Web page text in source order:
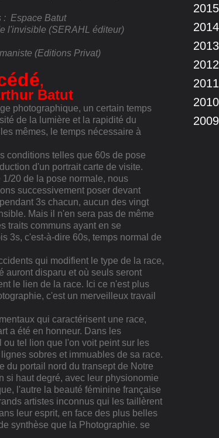
: Espace Batut
l'invisible (SERAHL éditeur)
(Editions Privat)
,
Batut
photographique, un certain temps
de la lumière et la rapidité du
mêmes, le temps nécessaire à
conditions telles que 60s de pose
d'un portrait carte de visite.
20 de la pose normale, nous
successivement poser devant
3s chacun, aucun des vingt
Mais il n'en sera pas de même
traits communs ayant en se
3s, c'est-à-dire 60s, temps normal de
qui modifient le type de la race,
auront disparu et où seuls seront
le lien de la race. Ici ce n'est plus
c'est un merveilleux travail
qui caractérisent une race,
a été en honneur. Dans les
tel lion que l'on voit peint sur les
sobres et immuables de sa race.
du portail nord du transept de Notre
si haut degré, avec leur physionomie
l'autre la beauté féminine française
artistes inconnus qui les taillèrent
leur esprit, en face des plus belles
synthèse que la Photographie. se
2015
2014
2013
2012
2011
2010
2009